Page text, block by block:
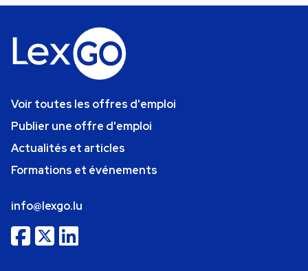
Voir toutes les offres d'emploi
Publier une offre d'emploi
Actualités et articles
Formations et événements
info@lexgo.lu